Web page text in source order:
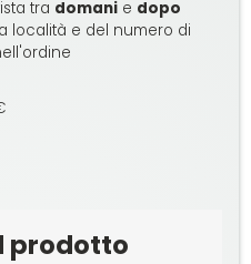
tra domani e dopo
località e del numero di
prodotto